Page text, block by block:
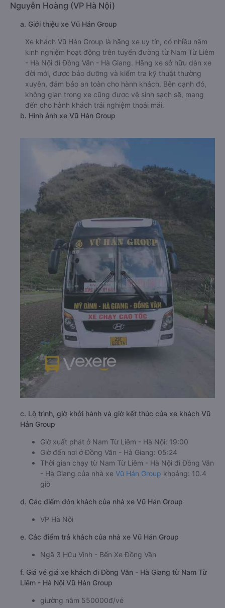
Nguyễn Hoàng (VP Hà Nội)
a. Giới thiệu xe Vũ Hán Group
Xe khách Vũ Hán Group là hãng xe uy tín, có nhiều năm
kinh nghiệm hoạt động trên tuyến đường từ Nam Từ Liêm
- Hà Nội đi Đồng Văn - Hà Giang. Hãng xe sở hữu dàn xe
đời mới, được bảo dưỡng và kiểm tra kỹ thuật thường
xuyên, đảm bảo an toàn cho hành khách. Bên cạnh đó,
không gian trong xe cũng được vệ sinh sạch sẽ, mang
đến cho hành khách trải nghiệm thoải mái.
b. Hình ảnh xe Vũ Hán Group
c. Lộ trình, giờ khởi hành và giờ kết thúc của xe khách Vũ
Hán Group
Giờ xuất phát ở Nam Từ Liêm - Hà Nội: 19:00
Giờ đến nơi ở Đồng Văn - Hà Giang: 05:24
Thời gian chạy từ Nam Từ Liêm - Hà Nội đi Đồng Văn
- Hà Giang của nhà xe Vũ Hán Group khoảng: 10.4
giờ
d. Các điểm đón khách của nhà xe Vũ Hán Group
VP Hà Nội
e. Các điểm trả khách của nhà xe Vũ Hán Group
Ngã 3 Hữu Vinh - Bến Xe Đồng Văn
f. Giá vé giá xe khách đi Đồng Văn - Hà Giang từ Nam Từ
Liêm - Hà Nội Vũ Hán Group
giường nằm 550000đ/vé